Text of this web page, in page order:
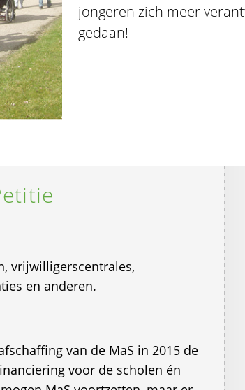
jongeren zich meer
gedaan!
vrijwilligerscentrales,
en anderen.
van de MaS in 2015 de
voor de scholen én